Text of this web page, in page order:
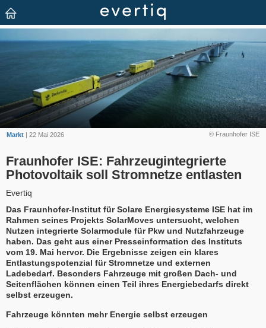
© Fraunhofer ISE
Markt | 22 Mai 2026
Fraunhofer ISE: Fahrzeugintegrierte
Photovoltaik soll Stromnetze entlasten
Evertiq
Das Fraunhofer-Institut für Solare Energiesysteme ISE hat im
Rahmen seines Projekts SolarMoves untersucht, welchen
Nutzen integrierte Solarmodule für Pkw und Nutzfahrzeuge
haben. Das geht aus einer Presseinformation des Instituts
vom 19. Mai hervor. Die Ergebnisse zeigen ein klares
Entlastungspotenzial für Stromnetze und externen
Ladebedarf. Besonders Fahrzeuge mit großen Dach- und
Seitenflächen können einen Teil ihres Energiebedarfs direkt
selbst erzeugen.
Fahrzeuge könnten mehr Energie selbst erzeugen